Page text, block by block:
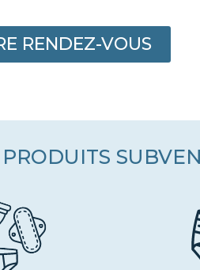
RENDEZ-VOUS
PRODUITS